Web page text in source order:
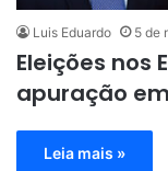
Luis Eduardo 5 de
Eleições nos
apuração
Leia mais »